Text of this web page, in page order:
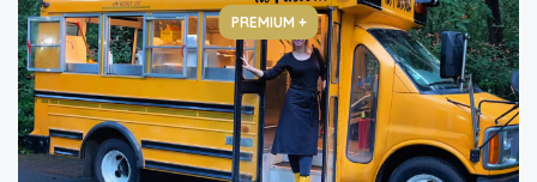
PREMIUM +